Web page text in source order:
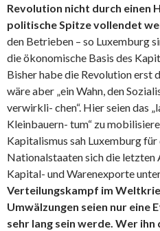
Revolution nicht durch einen
politische Spitze vollendet
den Betrieben – so Luxemburg
die ökonomische Basis des
Bisher habe die Revolution erst
wäre aber „ein Wahn, den
verwirkli- chen“. Hier seien das
Kleinbauern- tum“ zu
Kapitalismus sah Luxemburg
Nationalstaaten sich die
Kapital- und Warenexporte
Verteilungskampf im
Umwälzungen seien nur eine
sehr lang sein werde. Wer ihn